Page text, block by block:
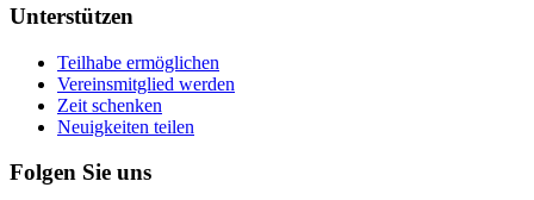
Unterstützen
Teilhabe ermöglichen
Vereinsmitglied werden
Zeit schenken
Neuigkeiten teilen
Folgen Sie uns